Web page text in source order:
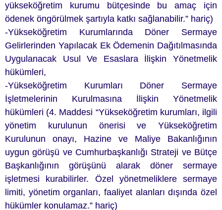
yükseköğretim kurumu bütçesinde bu amaç için
ödenek öngörülmek şartıyla katkı sağlanabilir.” hariç)
-Yükseköğretim Kurumlarında Döner Sermaye
Gelirlerinden Yapılacak Ek Ödemenin Dağıtılmasında
Uygulanacak Usul Ve Esaslara İlişkin Yönetmelik
hükümleri,
-Yükseköğretim Kurumları Döner Sermaye
İşletmelerinin Kurulmasına İlişkin Yönetmelik
hükümleri (4. Maddesi “Yükseköğretim kurumları, ilgili
yönetim kurulunun önerisi ve Yükseköğretim
Kurulunun onayı, Hazine ve Maliye Bakanlığının
uygun görüşü ve Cumhurbaşkanlığı Strateji ve Bütçe
Başkanlığının görüşünü alarak döner sermaye
işletmesi kurabilirler. Özel yönetmeliklere sermaye
limiti, yönetim organları, faaliyet alanları dışında özel
hükümler konulamaz.” hariç)